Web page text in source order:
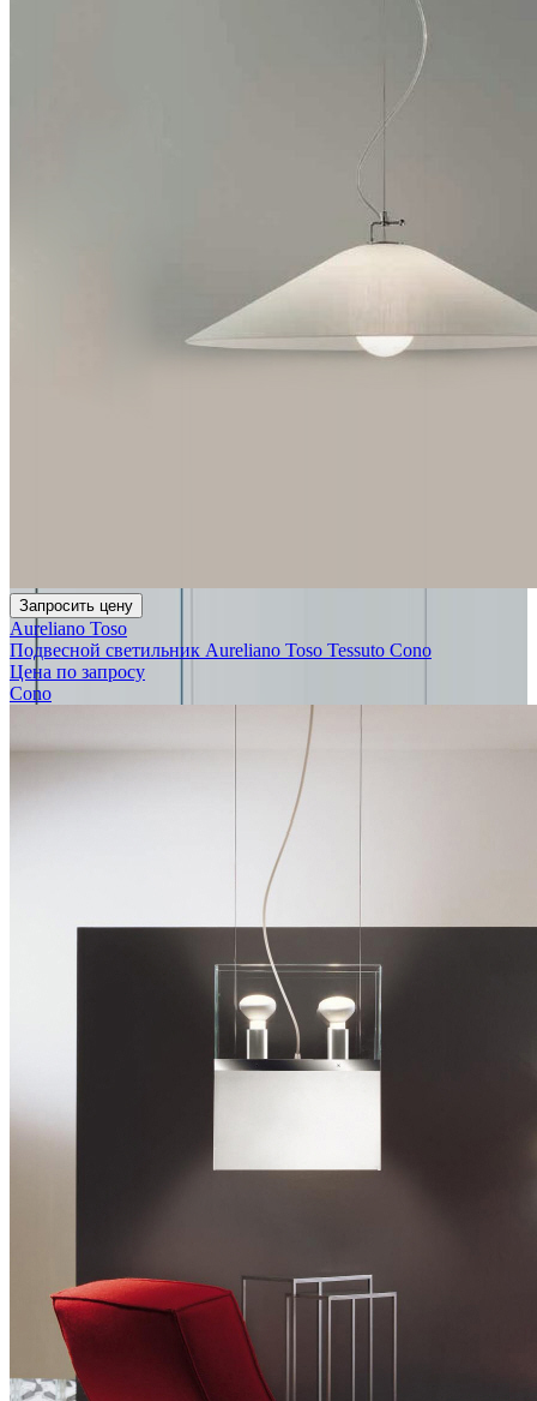
Запросить цену
Aureliano Toso
Подвесной светильник Aureliano Toso Tessuto Cono
Цена по запросу
Cono